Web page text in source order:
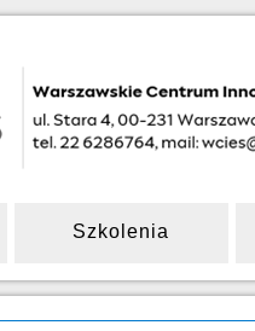
Szkolenia